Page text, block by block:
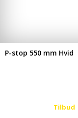
P-stop 550 mm Hvid
Tilbud